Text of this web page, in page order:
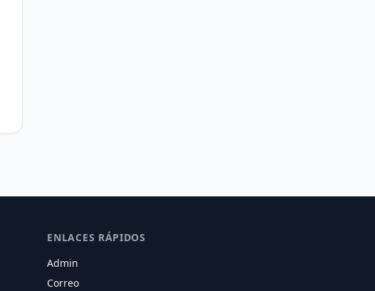
ENLACES RÁPIDOS
Admin
Correo